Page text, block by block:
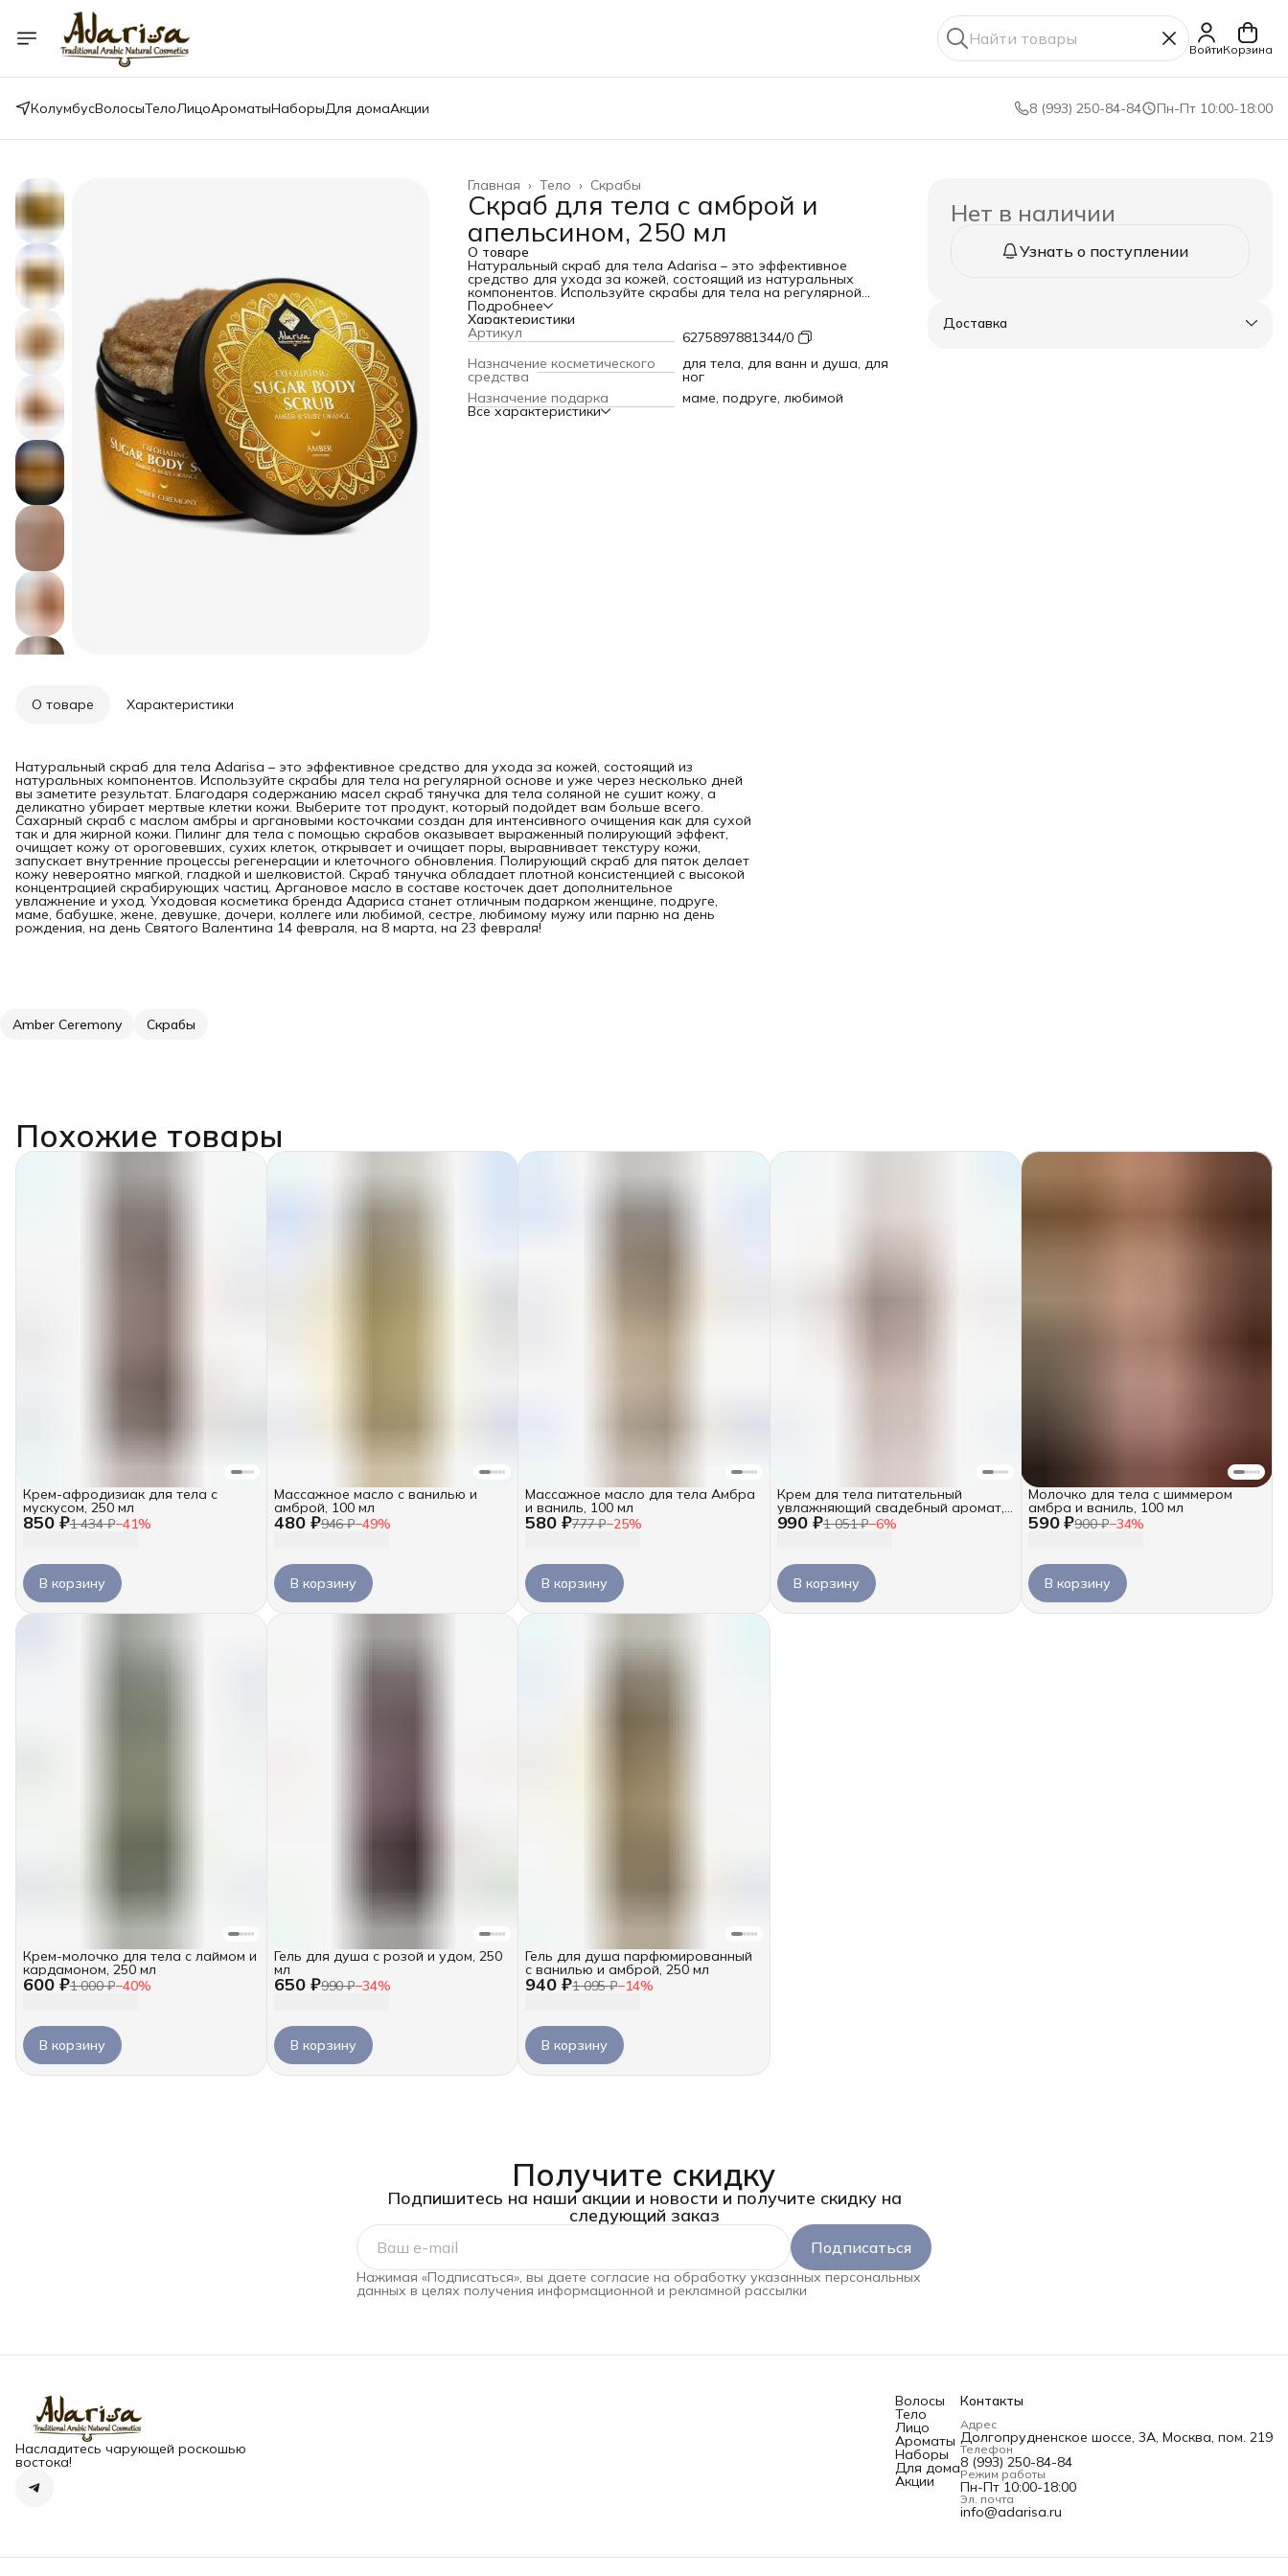
ВойтиКорзина
КолумбусВолосыТелоЛицоАроматыНаборыДля домаАкции 8 (993) 250-84-84 Пн-Пт 10:00-18:00
Скрабы
Тело ›
Главная ›
Скраб для тела с амброй и
апельсином, 250 мл
О товаре
Натуральный скраб для тела Adarisa – это эффективное
средство для ухода за кожей, состоящий из натуральных
компонентов. Используйте скрабы для тела на регулярной
основе и уже через несколько дней вы заметите результат.
Благодаря содержанию масел скраб тянучка для тела
соляной не сушит кожу, а деликатно убирает мертвые клетки
кожи. Выберите тот продукт, который подойдет вам больше
всего. Сахарный скраб с маслом амбры и аргановыми
косточками создан для интенсивного очищения как для сухой
так и для жирной кожи. Пилинг для тела с помощью скрабов
оказывает выраженный полирующий эффект, очищает кожу
от ороговевших, сухих клеток, открывает и очищает поры,
Подробнее
Характеристики
Артикул
6275897881344/0
Назначение косметического
средства
для тела, для ванн и душа, для
ног
Назначение подарка
маме, подруге, любимой
Все характеристики
Нет в наличии
Узнать о поступлении
Доставка
О товаре Характеристики
Натуральный скраб для тела Adarisa – это эффективное средство для ухода за кожей, состоящий из
натуральных компонентов. Используйте скрабы для тела на регулярной основе и уже через несколько дней
вы заметите результат. Благодаря содержанию масел скраб тянучка для тела соляной не сушит кожу, а
деликатно убирает мертвые клетки кожи. Выберите тот продукт, который подойдет вам больше всего.
Сахарный скраб с маслом амбры и аргановыми косточками создан для интенсивного очищения как для сухой
так и для жирной кожи. Пилинг для тела с помощью скрабов оказывает выраженный полирующий эффект,
очищает кожу от ороговевших, сухих клеток, открывает и очищает поры, выравнивает текстуру кожи,
запускает внутренние процессы регенерации и клеточного обновления. Полирующий скраб для пяток делает
кожу невероятно мягкой, гладкой и шелковистой. Скраб тянучка обладает плотной консистенцией с высокой
концентрацией скрабирующих частиц. Аргановое масло в составе косточек дает дополнительное
увлажнение и уход. Уходовая косметика бренда Адариса станет отличным подарком женщине, подруге,
маме, бабушке, жене, девушке, дочери, коллеге или любимой, сестре, любимому мужу или парню на день
рождения, на день Святого Валентина 14 февраля, на 8 марта, на 23 февраля!
Amber Ceremony Скрабы
Похожие товары
850 ₽1 434 ₽−41%
Крем-афродизиак для тела с
мускусом, 250 мл
В корзину
480 ₽946 ₽−49%
Массажное масло с ванилью и
амброй, 100 мл
В корзину
580 ₽777 ₽−25%
Массажное масло для тела Амбра
и ваниль, 100 мл
В корзину
990 ₽1 051 ₽−6%
Крем для тела питательный
увлажняющий свадебный аромат,
250 мл
В корзину
590 ₽900 ₽−34%
Молочко для тела с шиммером
амбра и ваниль, 100 мл
В корзину
600 ₽1 000 ₽−40%
Крем-молочко для тела с лаймом и
кардамоном, 250 мл
В корзину
650 ₽990 ₽−34%
Гель для душа с розой и удом, 250
мл
В корзину
940 ₽1 095 ₽−14%
Гель для душа парфюмированный
с ванилью и амброй, 250 мл
В корзину
Получите скидку
Подпишитесь на наши акции и новости и получите скидку на
следующий заказ
Подписаться
Нажимая «Подписаться», вы даете согласие на обработку указанных персональных
данных в целях получения информационной и рекламной рассылки
Насладитесь чарующей роскошью
востока!
Волосы
Тело
Лицо
Ароматы
Наборы
Для дома
Акции
Контакты
Адрес
Долгопрудненское шоссе, 3А, Москва, пом. 219
Телефон
8 (993) 250-84-84
Режим работы
Пн-Пт 10:00-18:00
Эл. почта
info@adarisa.ru